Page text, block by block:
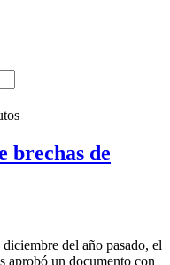
brechas de
del año pasado, el
aprobó un documento con